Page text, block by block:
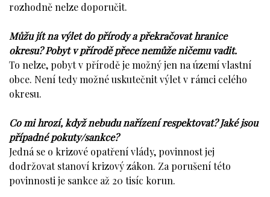
rozhodně nelze doporučit.
Můžu jít na výlet do přírody a překračovat hranice
okresu? Pobyt v přírodě přece nemůže ničemu vadit.
To nelze, pobyt v přírodě je možný jen na území vlastní
obce. Není tedy možné uskutečnit výlet v rámci celého
okresu.
Co mi hrozí, když nebudu nařízení respektovat? Jaké jsou
případné pokuty/sankce?
Jedná se o krizové opatření vlády, povinnost jej
dodržovat stanoví krizový zákon. Za porušení této
povinnosti je sankce až 20 tisíc korun.